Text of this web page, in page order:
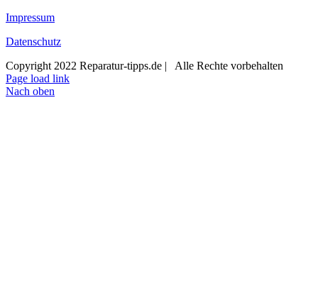
Impressum
Datenschutz
Copyright 2022 Reparatur-tipps.de | Alle Rechte vorbehalten
Page load link
Nach oben